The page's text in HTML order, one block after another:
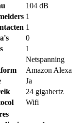
104 dB
1
1
0
1
Netspanning
Amazon Alexa
Ja
24 gigahertz
Wifi